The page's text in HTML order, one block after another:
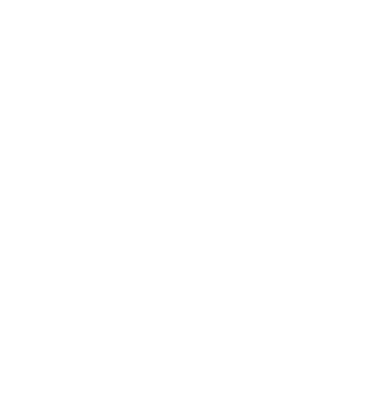
البريد
بإرسال